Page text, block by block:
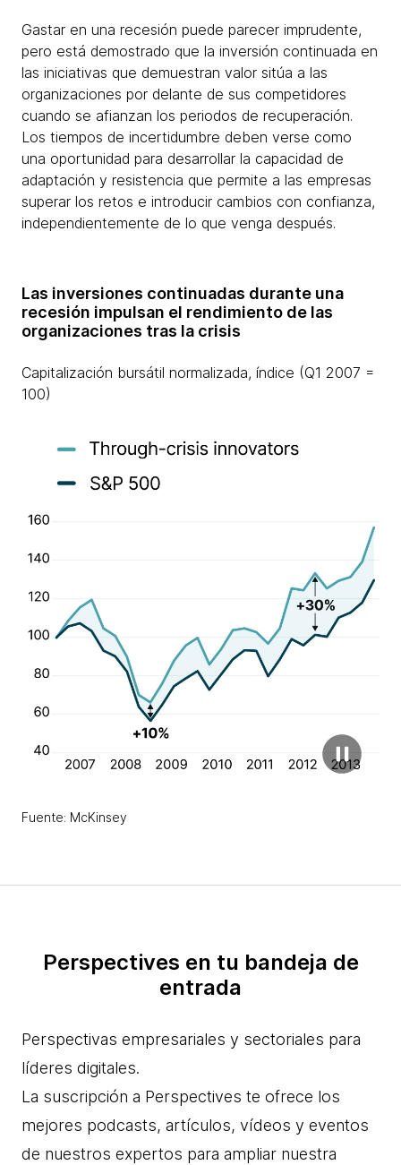
Gastar en una recesión puede parecer imprudente,
pero está demostrado que la inversión continuada en
las iniciativas que demuestran valor sitúa a las
organizaciones por delante de sus competidores
cuando se afianzan los periodos de recuperación.
Los tiempos de incertidumbre deben verse como
una oportunidad para desarrollar la capacidad de
adaptación y resistencia que permite a las empresas
superar los retos e introducir cambios con confianza,
independientemente de lo que venga después.
Las inversiones continuadas durante una
recesión impulsan el rendimiento de las
organizaciones tras la crisis
Capitalización bursátil normalizada, índice (Q1 2007 =
100)
Fuente: McKinsey
Perspectives en tu bandeja de
entrada
Perspectivas empresariales y sectoriales para
líderes digitales.
La suscripción a Perspectives te ofrece los
mejores podcasts, artículos, vídeos y eventos
de nuestros expertos para ampliar nuestra